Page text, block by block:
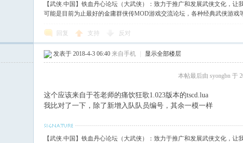
【武侠.中国】铁血丹心论坛（大武侠）：致力于推广和发展武侠文化，让
可能是目前为止最好的金庸群侠传MOD游戏交流论坛，各种经典武侠游戏
回复 支持 反对
发表于 2018-4-3 06:40 来自手机 显示全部楼层
本帖最后由 syongbn 于
这个应该来自于苍老师的痛饮狂歌1.023版本的tscd.lua
我比对了一下，除了新增入队队员编号，其余一模一样
【武侠.中国】铁血丹心论坛（大武侠）：致力于推广和发展武侠文化，让